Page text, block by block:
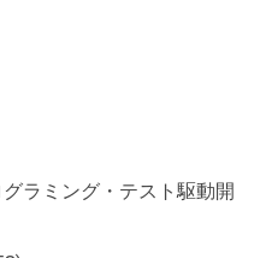
ラミング・テスト駆動開